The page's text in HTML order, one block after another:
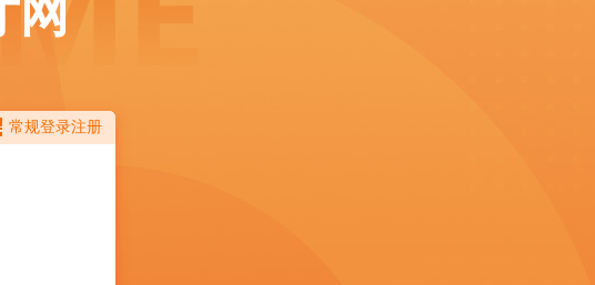
网
常规登录注册